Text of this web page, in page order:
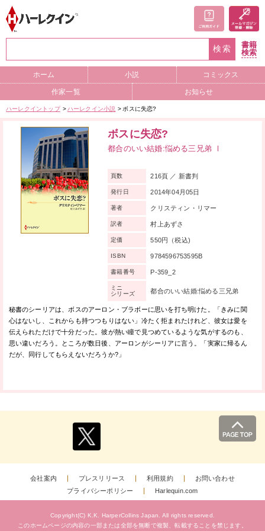
検索
書籍
検索
ホーム 小説 コミックス
作家一覧 お知らせ
ハーレクイントップ ハーレクイン小説 ボスに失恋?
ボスに失恋?
都合のいい結婚:悩める三兄弟 Ⅰ
秘書のシーリアは、ボスのアーロン・ブラボーに思いを打ち明けた。「きみに関
心はないし、これからも持つつもりはない」冷たく拒まれたけれど、彼女は愛を
伝えられただけで十分だった。彼が熱い瞳で見つめているような気がするのも、
思い違いだろう。ところが数日後、アーロンがシーリアに言う。「実家に帰るん
だが、同行してもらえないだろうか?」
頁数 216頁 ／ 新書判
発行日 2014年04月05日
著者 クリスティン・リマー
訳者 村上あずさ
定価 550円（税込)
ISBN 9784596753595B
書籍番号 P-359_2
ミニ
シリーズ
都合のいい結婚:悩める三兄弟
会社案内 プレスリリース 利用規約
お問い合わせ
プライバシーポリシー
Harlequin.com
Copyright(C) K.K. HarperCollins Japan. All rights reserved.
このホームページの内容の一部または全部を無断で複製、転載することを禁じます。